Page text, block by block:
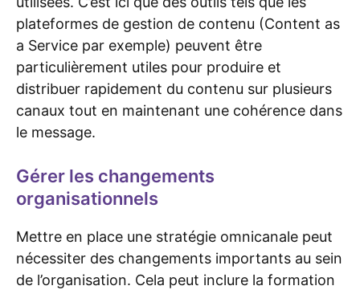
plateformes de gestion de contenu (Content as
a Service par exemple) peuvent être
particulièrement utiles pour produire et
distribuer rapidement du contenu sur plusieurs
canaux tout en maintenant une cohérence dans
le message.
Gérer les changements
organisationnels
Mettre en place une stratégie omnicanale peut
nécessiter des changements importants au sein
de l’organisation. Cela peut inclure la formation